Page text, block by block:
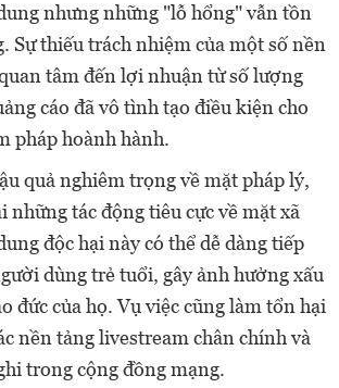
nhưng những "lỗ hổng" vẫn tồn
Sự thiếu trách nhiệm của một số nền
tâm đến lợi nhuận từ số lượng
cáo đã vô tình tạo điều kiện cho
pháp hoành hành.
quả nghiêm trọng về mặt pháp lý,
những tác động tiêu cực về mặt xã
độc hại này có thể dễ dàng tiếp
dùng trẻ tuổi, gây ảnh hưởng xấu
đức của họ. Vụ việc cũng làm tổn hại
nền tảng livestream chân chính và
trong cộng đồng mạng.